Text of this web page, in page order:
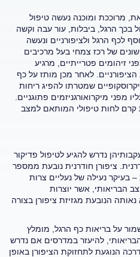
מרוככת ומוכנה נעשה טיפול
בכך הרגל, ביבלות, עור עבה וקשה
לכף הרגל ולציפורניים ונעשה
של רכז צמחי בעל מרכיבים
זיהומים פטרייתיים, מרגיע
לאחר מכן מותז על כף
שמטרתו להפיג ריחות
מפני מיקרואורגניזמים פתוגניים.
קרם לחות טיפולי המותאם למצב
נדרש להגיע לטיפול פדיקור
ציפורן חודרנית נובעת ממספר
בעיקר נעילה של נעליים צרות
הבריאותי, אשר יוצרות
הנובעת מגזיזת ציפורן בצורה
על בריאות כף הרגל, מומלץ
להיעזר במדרסים אם נדרש
הנוגעת לתחזוקת הציפורן באופן